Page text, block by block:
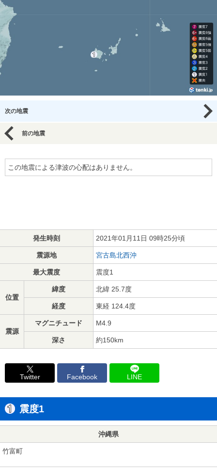
次の地震
前の地震
この地震による津波の心配はありません。
発生時刻 2021年01月11日 09時25分頃
震源地 宮古島北西沖
最大震度 震度1
位置
緯度 北緯 25.7度
経度 東経 124.4度
震源
マグニチュード M4.9
深さ 約150km
Twitter Facebook LINE
震度1
沖縄県
竹富町